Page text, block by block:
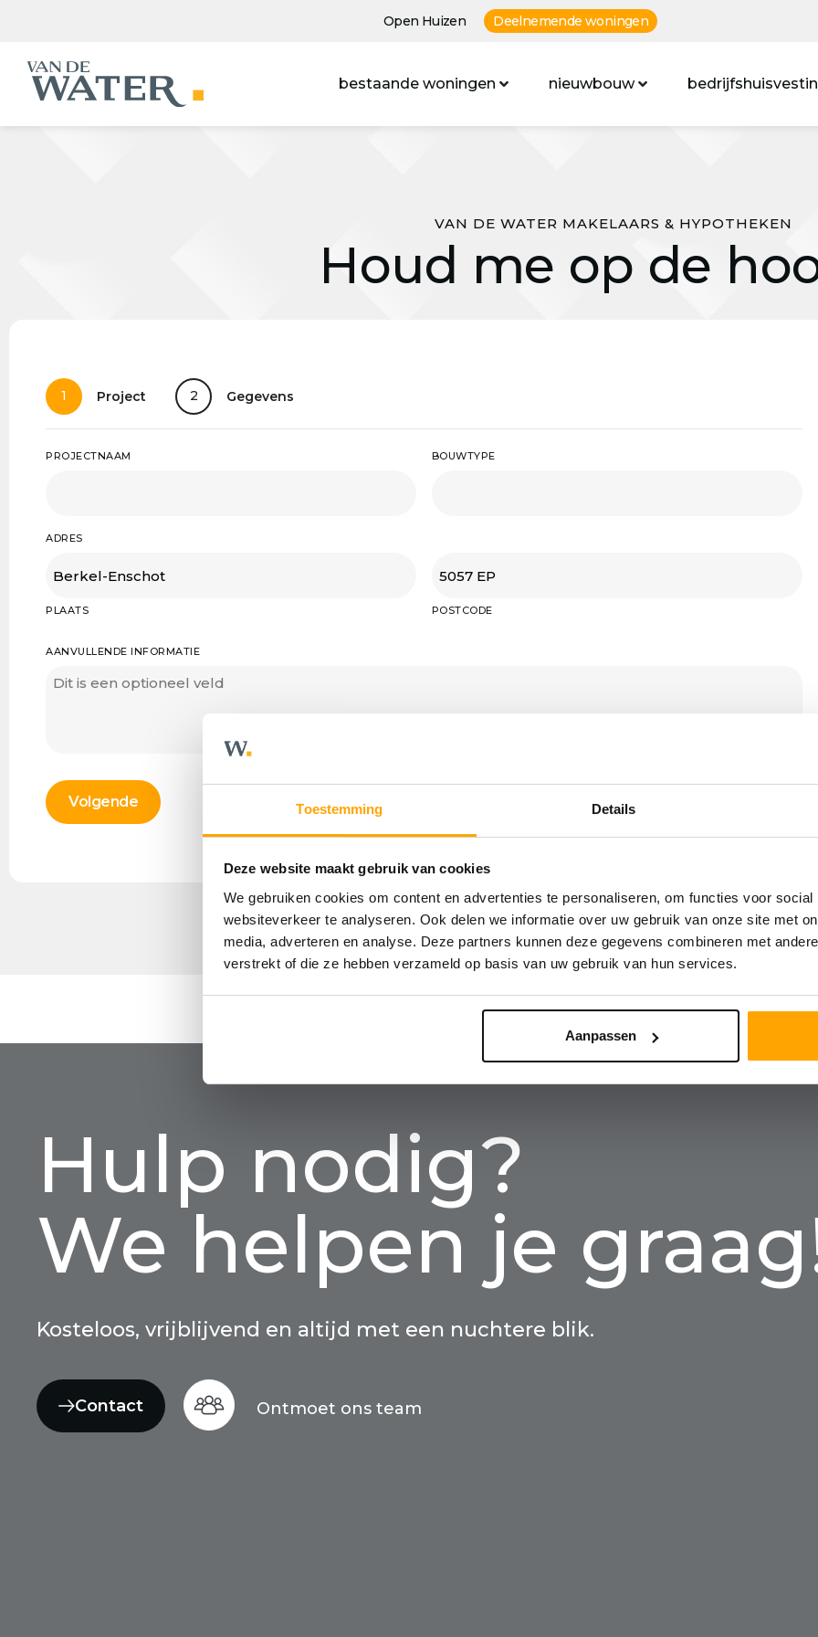
Toestemming Details
Deze website maakt gebruik van cookies
We gebruiken cookies om content en advertenties te personaliseren, om functies voor
websiteverkeer te analyseren. Ook delen we informatie over uw gebruik van onze site met
media, adverteren en analyse. Deze partners kunnen deze gegevens combineren met
verstrekt of die ze hebben verzameld op basis van uw gebruik van hun services.
Aanpassen
Open Huizen Deelnemende woningen
bestaande woningen nieuwbouw
VAN DE WATER MAKELAARS & HYPOTHEKEN
Houd me op de
1 Project 2 Gegevens
PROJECTNAAM BOUWTYPE
ADRES
PLAATS POSTCODE
AANVULLENDE INFORMATIE
Hulp nodig?
We helpen je
Kosteloos, vrijblijvend en altijd met een nuchtere blik.
Contact Ontmoet ons team